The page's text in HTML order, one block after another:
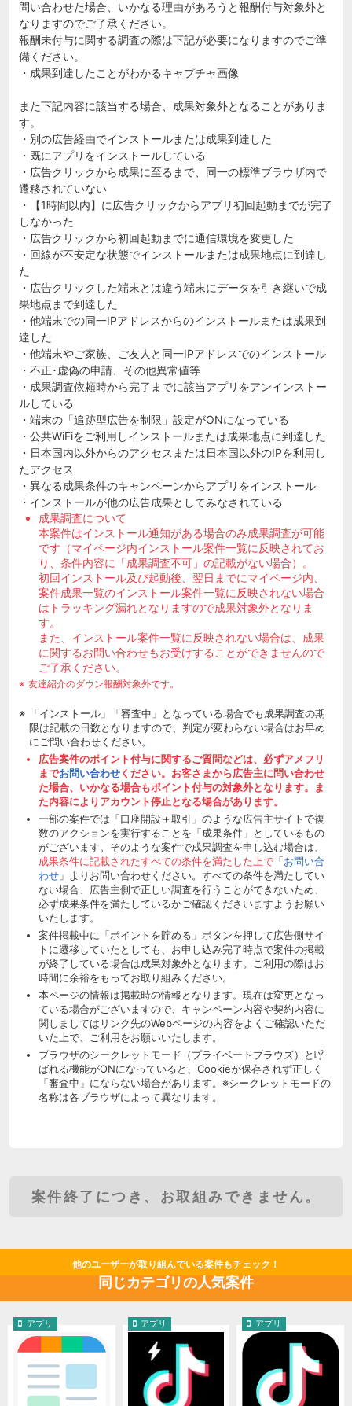
問い合わせた場合、いかなる理由があろうと報酬付与対象外と
なりますのでご了承ください。
報酬未付与に関する調査の際は下記が必要になりますのでご準
備ください。
・成果到達したことがわかるキャプチャ画像
また下記内容に該当する場合、成果対象外となることがありま
す。
・別の広告経由でインストールまたは成果到達した
・既にアプリをインストールしている
・広告クリックから成果に至るまで、同一の標準ブラウザ内で
遷移されていない
・【1時間以内】に広告クリックからアプリ初回起動までが完了
しなかった
・広告クリックから初回起動までに通信環境を変更した
・回線が不安定な状態でインストールまたは成果地点に到達し
た
・広告クリックした端末とは違う端末にデータを引き継いで成
果地点まで到達した
・他端末での同一IPアドレスからのインストールまたは成果到
達した
・他端末やご家族、ご友人と同一IPアドレスでのインストール
・不正･虚偽の申請、その他異常値等
・成果調査依頼時から完了までに該当アプリをアンインストー
ルしている
・端末の「追跡型広告を制限」設定がONになっている
・公共WiFiをご利用しインストールまたは成果地点に到達した
・日本国内以外からのアクセスまたは日本国以外のIPを利用し
たアクセス
・異なる成果条件のキャンペーンからアプリをインストール
・インストールが他の広告成果としてみなされている
成果調査について
本案件はインストール通知がある場合のみ成果調査が可能
です（マイページ内インストール案件一覧に反映されてお
り、条件内容に「成果調査不可」の記載がない場合）。
初回インストール及び起動後、翌日までにマイページ内、
案件成果一覧のインストール案件一覧に反映されない場合
はトラッキング漏れとなりますので成果対象外となりま
す。
また、インストール案件一覧に反映されない場合は、成果
に関するお問い合わせもお受けすることができませんので
ご了承ください。
友達紹介のダウン報酬対象外です。
「インストール」「審査中」となっている場合でも成果調査の期
限は記載の日数となりますので、判定が変わらない場合はお早め
にご問い合わせください。
広告案件のポイント付与に関するご質問などは、必ずアメフリ
までお問い合わせください。お客さまから広告主に問い合わせ
た場合、いかなる場合もポイント付与の対象外となります。ま
た内容によりアカウント停止となる場合があります。
一部の案件では「口座開設＋取引」のような広告主サイトで複
数のアクションを実行することを「成果条件」としているもの
がございます。そのような案件で成果調査を申し込む場合は、
成果条件に記載されたすべての条件を満たした上で「お問い合
わせ」よりお問い合わせください。すべての条件を満たしてい
ない場合、広告主側で正しい調査を行うことができないため、
必ず成果条件を満たしているかご確認くださいますようお願い
いたします。
案件掲載中に「ポイントを貯める」ボタンを押して広告側サイ
トに遷移していたとしても、お申し込み完了時点で案件の掲載
が終了している場合は成果対象外となります。ご利用の際はお
時間に余裕をもってお取り組みください。
本ページの情報は掲載時の情報となります。現在は変更となっ
ている場合がございますので、キャンペーン内容や契約内容に
関しましてはリンク先のWebページの内容をよくご確認いただ
いた上で、ご利用をお願いいたします。
ブラウザのシークレットモード（プライベートブラウズ）と呼
ばれる機能がONになっていると、Cookieが保存されず正しく
「審査中」にならない場合があります。※シークレットモードの
名称は各ブラウザによって異なります。
案件終了につき、お取組みできません。
他のユーザーが取り組んでいる案件もチェック！
同じカテゴリの人気案件
アプリ アプリ アプリ